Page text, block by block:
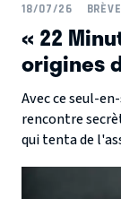
18/07/26
« 22
origines
Avec ce seul-
rencontre
qui tenta de
homme happé